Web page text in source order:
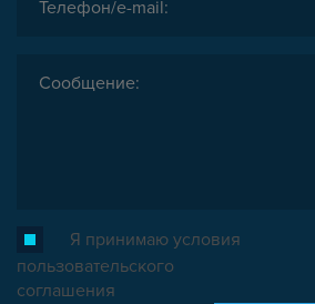
ПАНЕЛЕЙ, ЛИСТА, СЕТКИ
КОМПОНЕНТЫ ДЛЯ КОНВЕЙЕРОВ
Я принимаю условия
пользовательского
соглашения